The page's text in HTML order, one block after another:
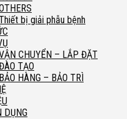
bị giải phẫu bệnh
CHUYỂN – LẮP ĐẶT
TẠO
BẢO HÀNG – BẢO TRÌ
DỤNG